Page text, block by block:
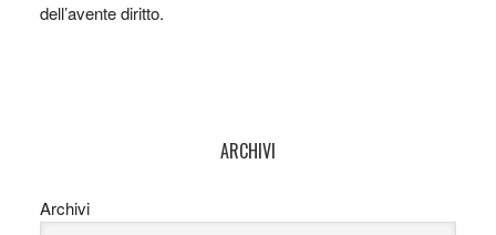
dell’avente diritto.
ARCHIVI
Archivi